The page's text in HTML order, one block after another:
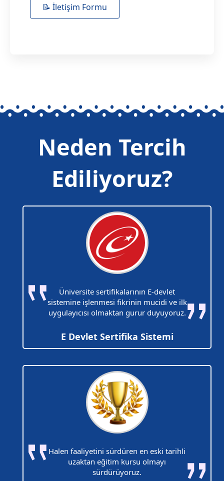
📝 İletişim Formu
Neden Tercih
Ediliyoruz?
Üniversite sertifikalarının E-devlet
sistemine işlenmesi fikrinin mucidi ve ilk
uygulayıcısı olmaktan gurur duyuyoruz.
E Devlet Sertifika Sistemi
Halen faaliyetini sürdüren en eski tarihli
uzaktan eğitim kursu olmayı
sürdürüyoruz.